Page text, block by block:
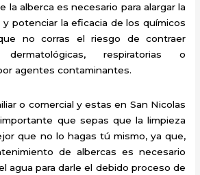
la alberca es necesario para alargar la
potenciar la eficacia de los químicos
no corras el riesgo de contraer
respiratorias o
agentes contaminantes.
o comercial y estas en San Nicolas
que sepas que la limpieza
que no lo hagas tú mismo, ya que,
de albercas es necesario
agua para darle el debido proceso de